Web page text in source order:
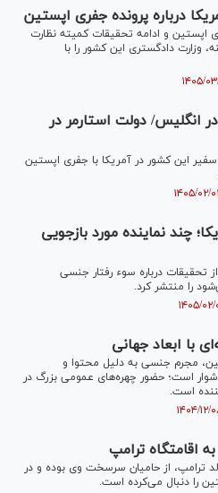
درباره پرونده جفری اپستین
اپستین و ادامه تحقیقات کمیته نظارت
وزارت دادگستری این کشور را با
انگلیس/ دولت استارمر در
این کشور در آمریکا با جفری اپستین
چند نماینده مورد بازجویی
تحقیقات درباره سوء رفتار جنسی
را منتشر کرد.
با ابعاد جهانی
مجرم جنسی به دلیل محتوا و
است؛ حضور چهره‌های عمومی بزرگ در
است.
اقامتگاه ترامپ
ترامپ، از حامیان سرسخت وی بوده و در
را دنبال می‌کرده است.